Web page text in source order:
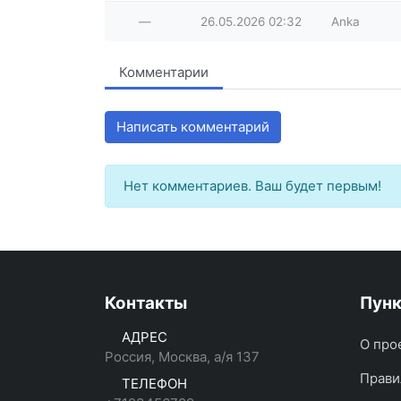
— 26.05.2026 02:32 Anka
Комментарии
Написать комментарий
Нет комментариев. Ваш будет первым!
Контакты
АДРЕС
Россия, Москва, а/я 137
ТЕЛЕФОН
О